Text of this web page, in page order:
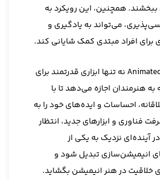
همچنین، این رویکرد به
می‌تواند به یادگیری و
افراد مبتدی کمک شایانی کند.
در نهایت، Animated Drawings نه تنها ابزاری قدرتمند برای
هنرمندان اجازه می‌دهد تا با
احساسات و ایده‌های خود را به
فناوری و ابزارهای جدید، انتظار
نزدیک به یکی از
انیمیشن‌سازی تبدیل شود و
خلاقیت در هنر انیمیشن بگشاید.